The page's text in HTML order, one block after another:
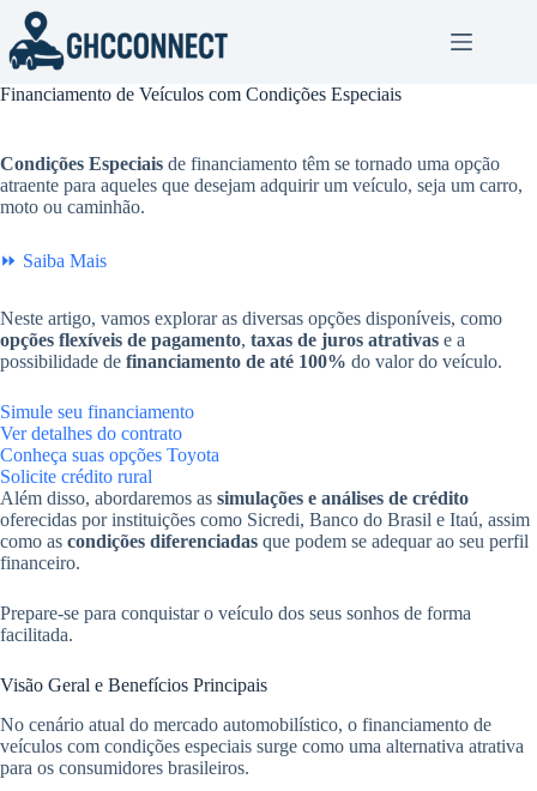
Pular
para
conteúdo
Financiamento de Veículos com Condições Especiais
Condições Especiais de financiamento têm se tornado uma opção
atraente para aqueles que desejam adquirir um veículo, seja um carro,
moto ou caminhão.
⏩ Saiba Mais
Neste artigo, vamos explorar as diversas opções disponíveis, como
opções flexíveis de pagamento, taxas de juros atrativas e a
possibilidade de financiamento de até 100% do valor do veículo.
Simule seu financiamento
Ver detalhes do contrato
Conheça suas opções Toyota
Solicite crédito rural
Além disso, abordaremos as simulações e análises de crédito
oferecidas por instituições como Sicredi, Banco do Brasil e Itaú, assim
como as condições diferenciadas que podem se adequar ao seu perfil
financeiro.
Prepare-se para conquistar o veículo dos seus sonhos de forma
facilitada.
Visão Geral e Benefícios Principais
No cenário atual do mercado automobilístico, o financiamento de
veículos com condições especiais surge como uma alternativa atrativa
para os consumidores brasileiros.